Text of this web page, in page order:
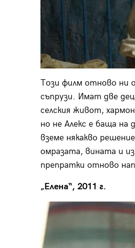
Този филм отново ни
съпрузи. Имат две
селския живот,
но не Алекс е баща
вземе някакво
омразата, вината и
препратки отново
„Елена“, 2011 г.